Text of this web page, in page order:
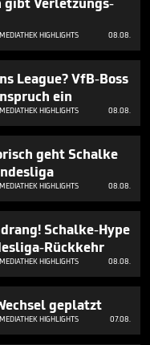
HIGHLIGHTS 08.08.
League? VfB-Boss
ein
HIGHLIGHTS 08.08.
geht Schalke
HIGHLIGHTS 08.08.
Schalke-Hype
Rückkehr
HIGHLIGHTS 08.08.
geplatzt
HIGHLIGHTS 07.08.